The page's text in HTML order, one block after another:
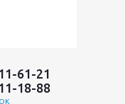
61-21
18-88